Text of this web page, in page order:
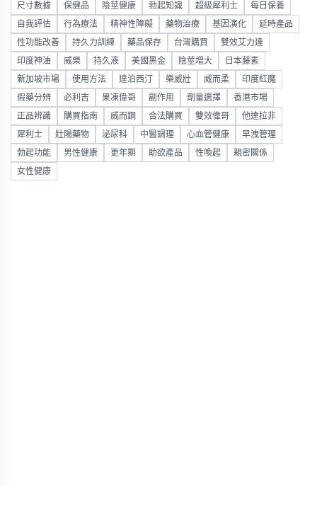
尺寸數據 保健品 陰莖健康 勃起知識 超級犀利士 每日保養
自我評估 行為療法 精神性障礙 藥物治療 基因演化 延時產品
性功能改善 持久力訓練 藥品保存 台灣購買 雙效艾力達
印度神油 威樂 持久液 美國黑金 陰莖增大 日本藤素
新加坡市場 使用方法 達泊西汀 樂威壯 威而柔 印度紅魔
假藥分辨 必利吉 果凍偉哥 副作用 劑量選擇 香港市場
正品辨識 購買指南 威而鋼 合法購買 雙效偉哥 他達拉非
犀利士 壯陽藥物 泌尿科 中醫調理 心血管健康 早洩管理
勃起功能 男性健康 更年期 助欲產品 性喚起 親密關係
女性健康